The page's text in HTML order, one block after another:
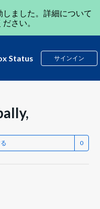
しました。詳細について
さい。
Status サインイン